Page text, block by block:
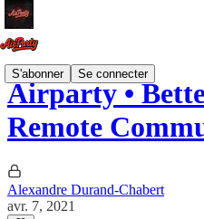
S'abonner Se connecter
Airparty •
Remote
Alexandre Durand-Chabert
avr. 7, 2021